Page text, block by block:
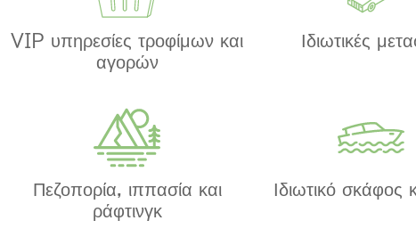
VIP υπηρεσίες τροφίμων και
αγορών
Ιδιωτικές
Πεζοπορία, ιππασία και
ράφτινγκ
Ιδιωτικό σκάφος